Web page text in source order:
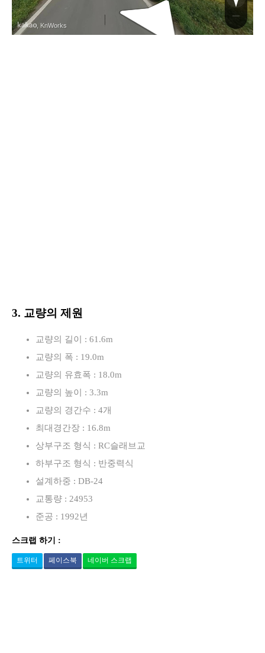
, KnWorks
3. 교량의 제원
교량의 길이 : 61.6m
교량의 폭 : 19.0m
교량의 유효폭 : 18.0m
교량의 높이 : 3.3m
교량의 경간수 : 4개
최대경간장 : 16.8m
상부구조 형식 : RC슬래브교
하부구조 형식 : 반중력식
설계하중 : DB-24
교통량 : 24953
준공 : 1992년
스크랩 하기 :
트위터 페이스북 네이버 스크랩